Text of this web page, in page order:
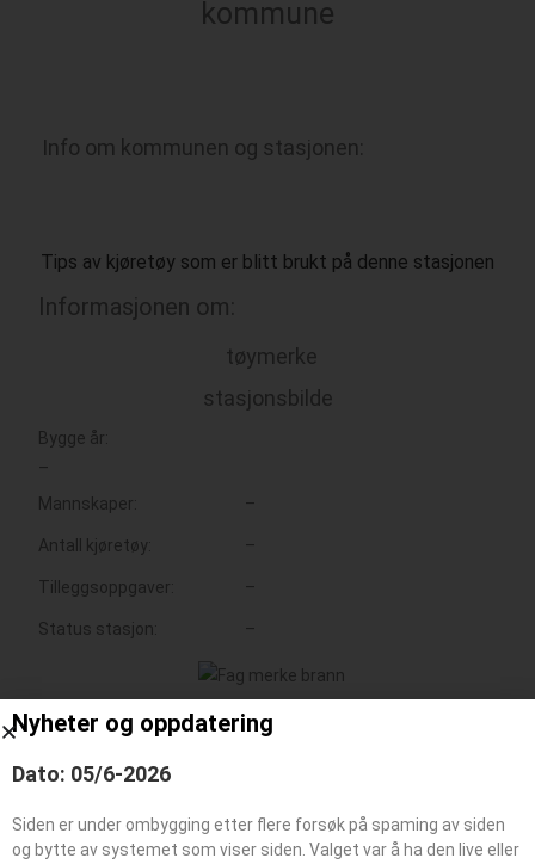
kommune
Info om kommunen og stasjonen:
Tips av kjøretøy som er blitt brukt på denne stasjonen
Informasjonen om:
tøymerke
stasjonsbilde
Bygge år:
–
Mannskaper:
–
Antall kjøretøy: –
Tilleggsoppgaver: –
Status stasjon: –
Beredskaps kjøretøy
Nyheter og oppdatering
Dato: 05/6-2026
Siden er under ombygging etter flere forsøk på spaming av siden
og bytte av systemet som viser siden. Valget var å ha den live eller